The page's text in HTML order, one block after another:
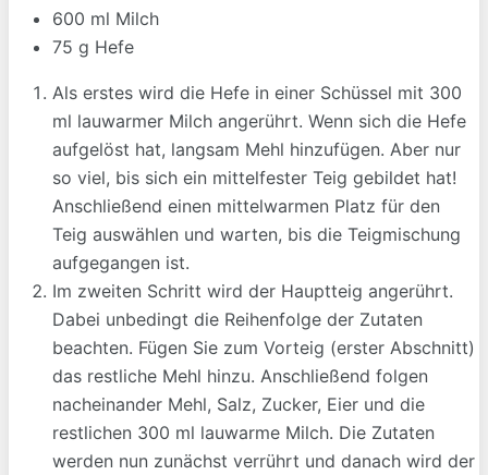
600 ml Milch
75 g Hefe
Als erstes wird die Hefe in einer Schüssel mit 300
ml lauwarmer Milch angerührt. Wenn sich die Hefe
aufgelöst hat, langsam Mehl hinzufügen. Aber nur
so viel, bis sich ein mittelfester Teig gebildet hat!
Anschließend einen mittelwarmen Platz für den
Teig auswählen und warten, bis die Teigmischung
aufgegangen ist.
Im zweiten Schritt wird der Hauptteig angerührt.
Dabei unbedingt die Reihenfolge der Zutaten
beachten. Fügen Sie zum Vorteig (erster Abschnitt)
das restliche Mehl hinzu. Anschließend folgen
nacheinander Mehl, Salz, Zucker, Eier und die
restlichen 300 ml lauwarme Milch. Die Zutaten
werden nun zunächst verrührt und danach wird der